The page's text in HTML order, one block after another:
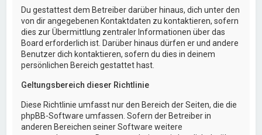
Du gestattest dem Betreiber darüber hinaus, dich unter den
von dir angegebenen Kontaktdaten zu kontaktieren, sofern
dies zur Übermittlung zentraler Informationen über das
Board erforderlich ist. Darüber hinaus dürfen er und andere
Benutzer dich kontaktieren, sofern du dies in deinem
persönlichen Bereich gestattet hast.
Geltungsbereich dieser Richtlinie
Diese Richtlinie umfasst nur den Bereich der Seiten, die die
phpBB-Software umfassen. Sofern der Betreiber in
anderen Bereichen seiner Software weitere